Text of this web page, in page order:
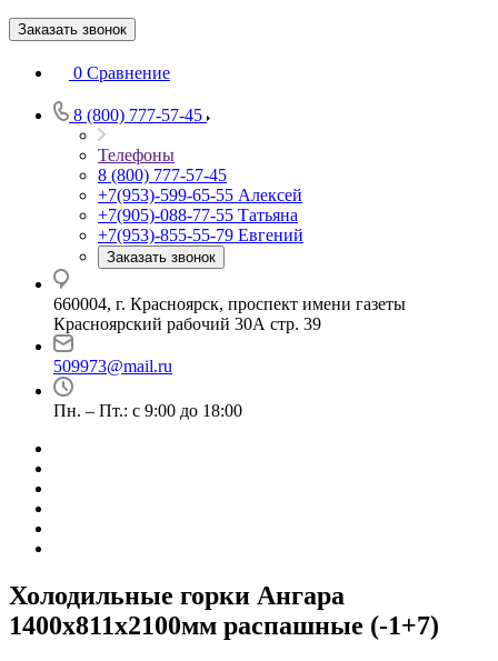
Заказать звонок
0 Сравнение
8 (800) 777-57-45
Телефоны
8 (800) 777-57-45
+7(953)-599-65-55 Алексей
+7(905)-088-77-55 Татьяна
+7(953)-855-55-79 Евгений
Заказать звонок
660004, г. Красноярск, проспект имени газеты
Красноярский рабочий 30А стр. 39
509973@mail.ru
Пн. – Пт.: с 9:00 до 18:00
Холодильные горки Ангара
1400х811х2100мм распашные (-1+7)